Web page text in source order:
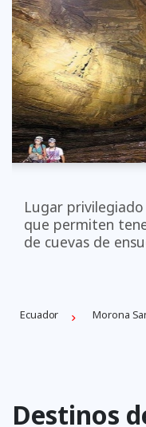
Lugar
que permiten
de cuevas de
Ecuador Morona
Destinos